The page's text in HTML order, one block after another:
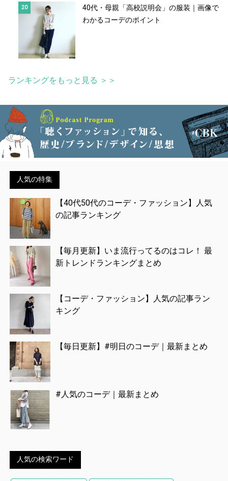
40代・母親「高校説明会」の服装｜画像で
わかるコーデのポイント
ランキングをもっと見る ＞＞
人気の特集
【40代50代のコーデ・ファッション】人気
の記事ランキング
【毎月更新】いま流行ってるのはコレ！ 最
新トレンドランキングまとめ
【コーデ・ファッション】人気の記事ラン
キング
【毎日更新】#明日のコーデ｜最新まとめ
#人気のコーデ｜最新まとめ
人気の検索ワード